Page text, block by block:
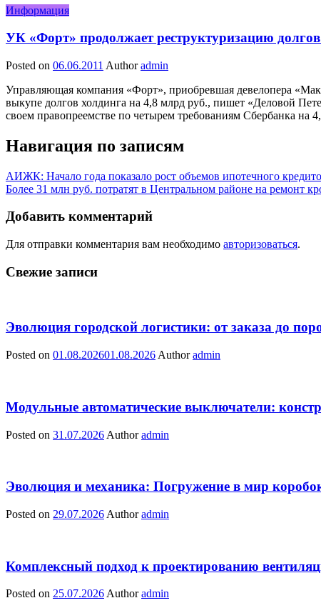
Информация
УК «Форт» продолжает реструктуризацию
Posted on 06.06.2011 Author admin
Управляющая компания «Форт», приобревшая девелопера
выкупе долгов холдинга на 4,8 млрд руб., пишет «Деловой
своем правопреемстве по четырем требованиям Сбербанка на
Навигация по записям
АИЖК: Начало года показало рост объемов ипотечного
Более 31 млн руб. потратят в Центральном районе на ремонт
Добавить комментарий
Для отправки комментария вам необходимо авторизоваться.
Свежие записи
Эволюция городской логистики: от заказа до
Posted on 01.08.202601.08.2026 Author admin
Модульные автоматические выключатели:
Posted on 31.07.2026 Author admin
Эволюция и механика: Погружение в мир
Posted on 29.07.2026 Author admin
Комплексный подход к проектированию
Posted on 25.07.2026 Author admin